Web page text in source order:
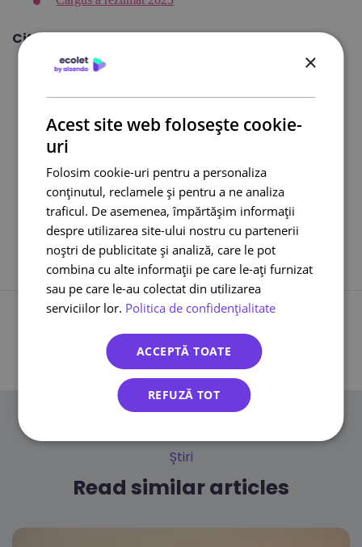
Citește și:
Curier international
Curier online
DPD curier
Cargus Ship & Go
Integrari eCommerce
Lockere FANbox
Transport bicicleta curier
Cargus livreaza sambata
Știri
Read similar articles
×
Acest site web folosește cookie-
uri
Folosim cookie-uri pentru a personaliza
conținutul, reclamele și pentru a ne analiza
traficul. De asemenea, împărtășim informații
despre utilizarea site-ului nostru cu partenerii
noștri de publicitate și analiză, care le pot
combina cu alte informații pe care le-ați furnizat
sau pe care le-au colectat din utilizarea
serviciilor lor. Politica de confidențialitate
ACCEPTĂ TOATE
REFUZĂ TOT